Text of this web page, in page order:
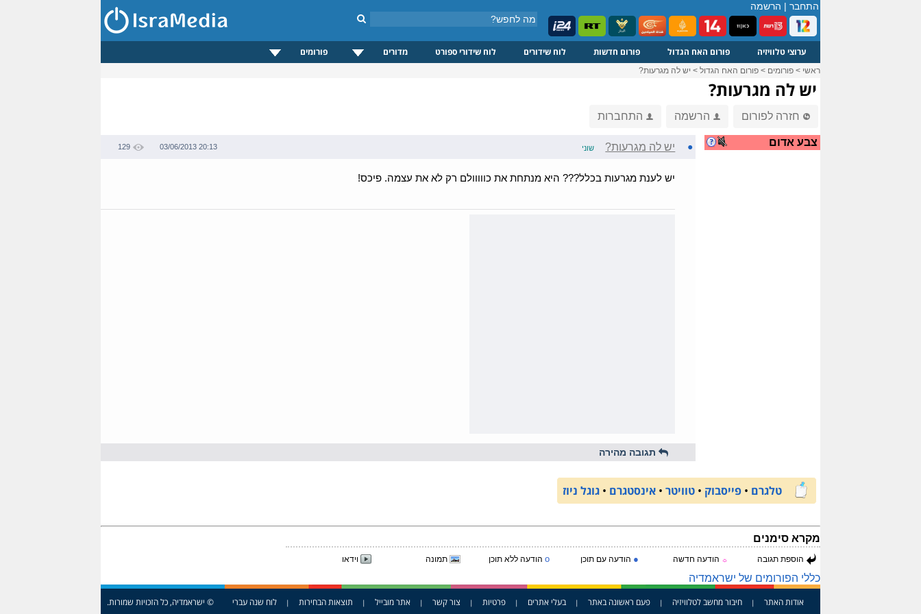
התחבר | הרשמה
ערוצי טלוויזיה פורום האח הגדול פורום חדשות לוח שידורים לוח שידורי ספורט מדורים פורומים
ראשי > פורומים > פורום האח הגדול > יש לה מגרעות?
יש לה מגרעות?
חזרה לפורום הרשמה התחברות
צבע אדום ● יש לה מגרעות? שוני 03/06/2013 20:13
129
יש לענת מגרעות בכלל??? היא מנתחת את כווווולם רק לא את עצמה. פיכס!
תגובה מהירה
טלגרם • פייסבוק • טוויטר • אינסטגרם • גוגל ניוז
מקרא סימנים
הוספת תגובה ☼ הודעה חדשה ● הודעה עם תוכן o הודעה ללא תוכן תמונה וידאו
כללי הפורומים של ישראמדיה
© ישראמדיה, כל הזכויות שמורות. אודות האתר | חיבור מחשב לטלוויזיה | פעם ראשונה באתר | בעלי אתרים | פרטיות | צור קשר | אתר מובייל | תוצאות הבחירות | לוח שנה עברי